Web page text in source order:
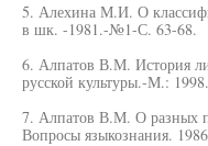
5. Алехина М.И. О
в шк. -1981.-№1-С. 63-68.
6. Алпатов В.М. История
русской культуры.-М.:
7. Алпатов В.М. О разных
Вопросы языкознания.